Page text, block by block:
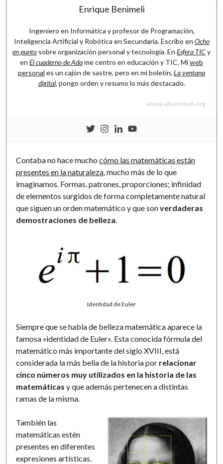
Enrique Benimeli
Ingeniero en Informática y profesor de Programación,
Inteligencia Artificial y Robótica en Secundaria. Escribo en Ocho
en punto sobre organización personal y tecnología. En Esfera TICy
en El cuaderno de Adame centro en educación y TIC. Miweb
personal es un cajón de sastre, pero en mi boletín, La ventana
digital, pongo orden y resumo lo más destacado.
www.ebenimeli.org
Contaba no hace muchocómo las matemáticas están
presentes en la naturaleza, mucho más de lo que
imaginamos. Formas, patrones, proporciones; infinidad
de elementos surgidos de forma completamente natural
que siguen un orden matemático y que sonverdaderas
demostraciones de belleza.
Identidad de Euler
Siempre que se habla de belleza matemática aparece la
famosa «identidad de Euler». Esta conocida fórmula del
matemático más importante del siglo XVIII, está
considerada la más bella de la historia por relacionar
cinco números muy utilizados en la historia de las
matemáticas y que además pertenecen a distintas
ramas de la misma.
También las
matemáticas estén
presentes en diferentes
expresiones artísticas.